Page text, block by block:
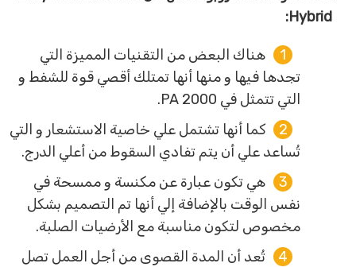
Hybrid:
هناك البعض من التقنيات المميزة التي
تجدها فيها و منها أنها تمتلك أقصي قوة للشفط و
التي تتمثل في 2000 PA.
كما أنها تشتمل علي خاصية الاستشعار و التي
تُساعد علي أن يتم تفادي السقوط من أعلي الدرج.
هي تكون عبارة عن مكنسة و ممسحة في
نفس الوقت بالإضافة إلي أنها تم التصميم بشكل
مخصوص لتكون مناسبة مع الأرضيات الصلبة.
تُعد أن المدة القصوى من أجل العمل تصل